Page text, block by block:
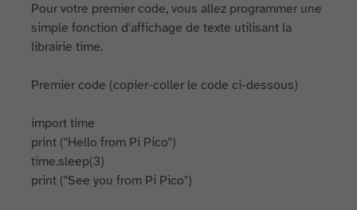
Pour votre premier code, vous allez programmer une
simple fonction d'affichage de texte utilisant la
librairie time.
Premier code (copier-coller le code ci-dessous)
import time
print ("Hello from Pi Pico")
time.sleep(3)
print ("See you from Pi Pico")